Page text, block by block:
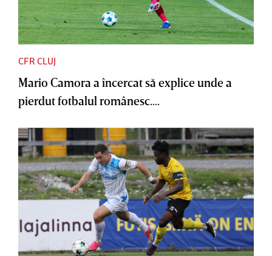
CFR CLUJ
Mario Camora a încercat să explice unde a
pierdut fotbalul românesc....